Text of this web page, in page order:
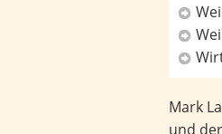
Mark
und